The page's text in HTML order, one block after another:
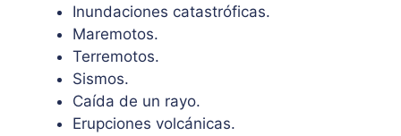
Inundaciones catastróficas.
Maremotos.
Terremotos.
Sismos.
Caída de un rayo.
Erupciones volcánicas.